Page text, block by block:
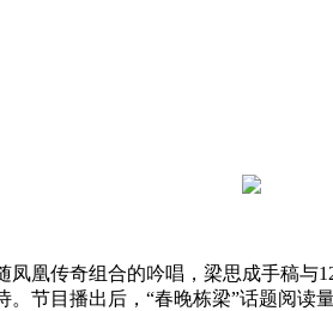
传奇组合的吟唱，梁思成手稿与
节目播出后，“春晚栋梁”话题阅读